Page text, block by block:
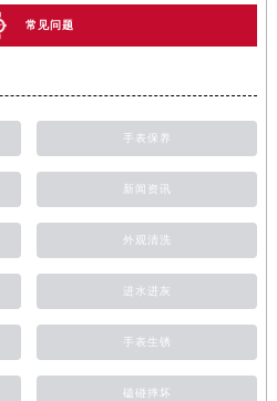
常见问题
手表保养
新闻资讯
外观清洗
进水进灰
手表生锈
磕碰摔坏